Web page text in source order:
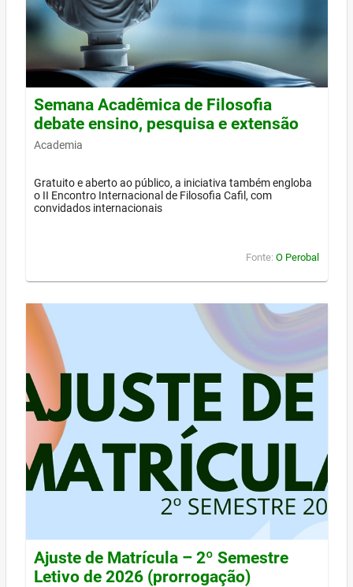
Semana Acadêmica de Filosofia
debate ensino, pesquisa e extensão
Academia
Gratuito e aberto ao público, a iniciativa também engloba
o II Encontro Internacional de Filosofia Cafil, com
convidados internacionais
Fonte: O Perobal
Ajuste de Matrícula – 2º Semestre
Letivo de 2026 (prorrogação)